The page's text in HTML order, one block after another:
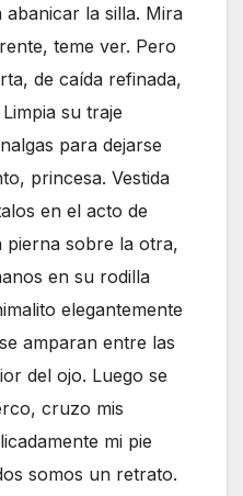
la silla. Mira
teme ver. Pero
de caída refinada,
su traje
para dejarse
princesa. Vestida
en el acto de
pierna sobre la otra,
en su rodilla
elegantemente
amparan entre las
del ojo. Luego se
cruzo mis
mi pie
somos un retrato.